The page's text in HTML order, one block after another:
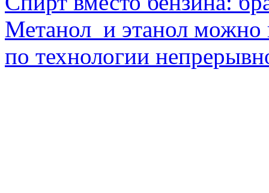
Метанол и этанол можно
по технологии